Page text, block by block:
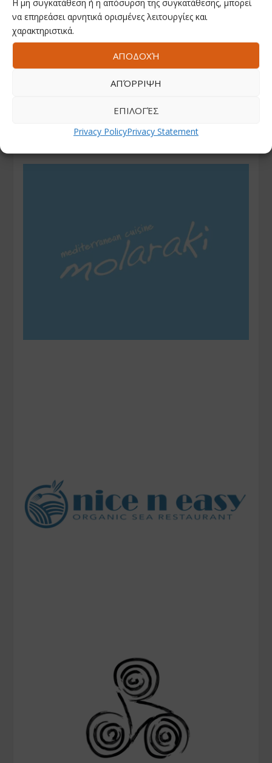
Η μη συγκατάθεση ή η απόσυρση της συγκατάθεσης, μπορεί
να επηρεάσει αρνητικά ορισμένες λειτουργίες και
χαρακτηριστικά.
ΑΠΟΔΟΧΉ
ΑΠΌΡΡΙΨΗ
ΕΠΙΛΟΓΈΣ
Privacy PolicyPrivacy Statement